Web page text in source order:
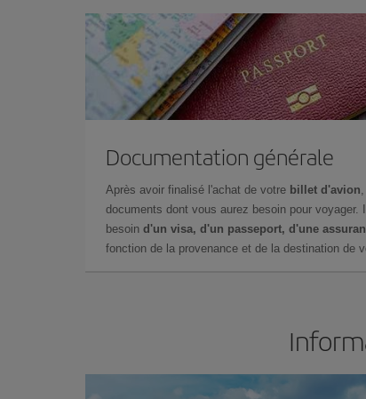
Documentation générale
Après avoir finalisé l'achat de votre billet d'avion
documents dont vous aurez besoin pour
besoin d'un visa, d'un passeport, d'une
fonction de la provenance et de la destination de